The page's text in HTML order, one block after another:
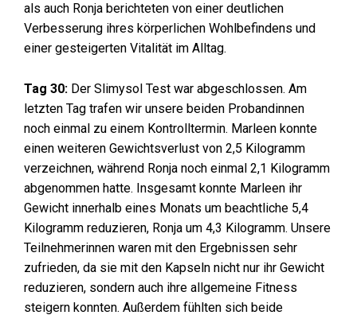
als auch Ronja berichteten von einer deutlichen
Verbesserung ihres körperlichen Wohlbefindens und
einer gesteigerten Vitalität im Alltag.
Tag 30: Der Slimysol Test war abgeschlossen. Am
letzten Tag trafen wir unsere beiden Probandinnen
noch einmal zu einem Kontrolltermin. Marleen konnte
einen weiteren Gewichtsverlust von 2,5 Kilogramm
verzeichnen, während Ronja noch einmal 2,1 Kilogramm
abgenommen hatte. Insgesamt konnte Marleen ihr
Gewicht innerhalb eines Monats um beachtliche 5,4
Kilogramm reduzieren, Ronja um 4,3 Kilogramm. Unsere
Teilnehmerinnen waren mit den Ergebnissen sehr
zufrieden, da sie mit den Kapseln nicht nur ihr Gewicht
reduzieren, sondern auch ihre allgemeine Fitness
steigern konnten. Außerdem fühlten sich beide